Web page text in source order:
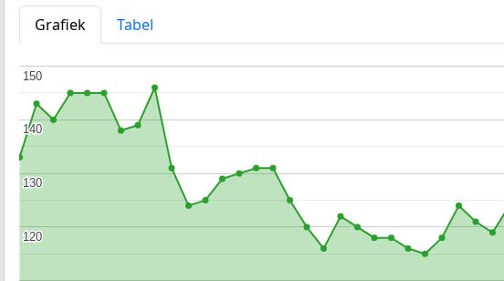
Grafiek
Tabel
120
120
130
130
140
140
150
150